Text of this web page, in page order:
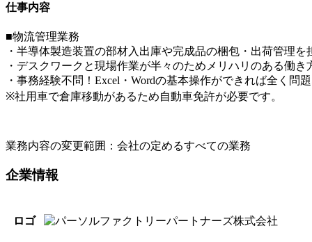
仕事内容
■物流管理業務
・半導体製造装置の部材入出庫や完成品の梱包・出荷管理を
・デスクワークと現場作業が半々のためメリハリのある働き
・事務経験不問！Excel・Wordの基本操作ができれば全く問
※社用車で倉庫移動があるため自動車免許が必要です。
業務内容の変更範囲：会社の定めるすべての業務
企業情報
ロゴ